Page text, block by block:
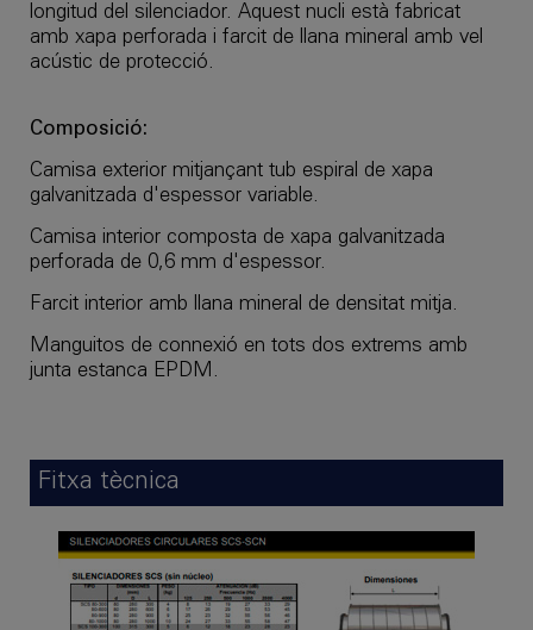
longitud del silenciador. Aquest nucli està fabricat
amb xapa perforada i farcit de llana mineral amb vel
acústic de protecció.
Composició:
Camisa exterior mitjançant tub espiral de xapa
galvanitzada d'espessor variable.
Camisa interior composta de xapa galvanitzada
perforada de 0,6 mm d'espessor.
Farcit interior amb llana mineral de densitat mitja.
Manguitos de connexió en tots dos extrems amb
junta estanca EPDM.
Fitxa tècnica